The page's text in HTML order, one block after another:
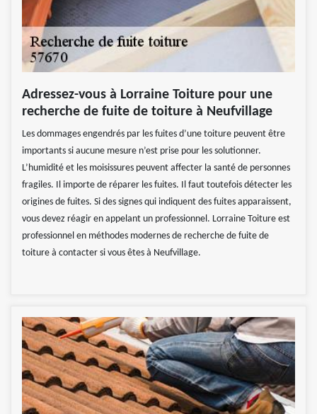
Adressez-vous à Lorraine Toiture pour une
recherche de fuite de toiture à Neufvillage
Les dommages engendrés par les fuites d’une toiture peuvent être
importants si aucune mesure n’est prise pour les solutionner.
L’humidité et les moisissures peuvent affecter la santé de personnes
fragiles. Il importe de réparer les fuites. Il faut toutefois détecter les
origines de fuites. Si des signes qui indiquent des fuites apparaissent,
vous devez réagir en appelant un professionnel. Lorraine Toiture est
professionnel en méthodes modernes de recherche de fuite de
toiture à contacter si vous êtes à Neufvillage.